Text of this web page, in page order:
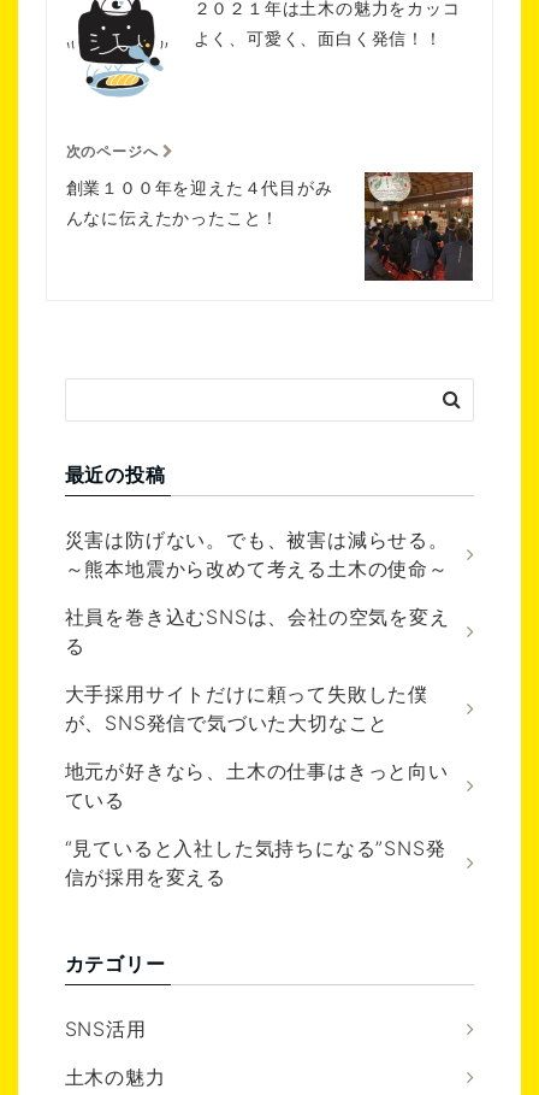
２０２１年は土木の魅力をカッコ
よく、可愛く、面白く発信！！
次のページへ
創業１００年を迎えた４代目がみ
んなに伝えたかったこと！
最近の投稿
災害は防げない。でも、被害は減らせる。
～熊本地震から改めて考える土木の使命～
社員を巻き込むSNSは、会社の空気を変え
る
大手採用サイトだけに頼って失敗した僕
が、SNS発信で気づいた大切なこと
地元が好きなら、土木の仕事はきっと向い
ている
“見ていると入社した気持ちになる”SNS発
信が採用を変える
カテゴリー
SNS活用
土木の魅力